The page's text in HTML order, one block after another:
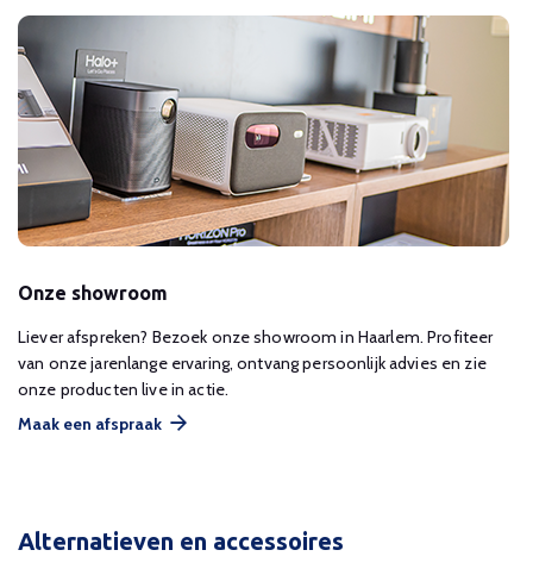
Onze showroom
Liever afspreken? Bezoek onze showroom in Haarlem. Profiteer
van onze jarenlange ervaring, ontvang persoonlijk advies en zie
onze producten live in actie.
Maak een afspraak
Alternatieven en accessoires